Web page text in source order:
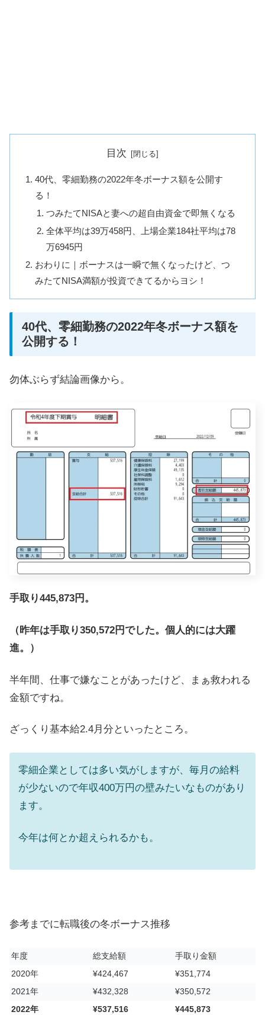
目次
40代、零細勤務の2022年冬ボーナス額を公開す
る！
つみたてNISAと妻への超自由資金で即無くなる
全体平均は39万458円、上場企業184社平均は78
万6945円
おわりに｜ボーナスは一瞬で無くなったけど、つ
みたてNISA満額が投資できてるからヨシ！
40代、零細勤務の2022年冬ボーナス額を
公開する！
勿体ぶらず結論画像から。
手取り445,873円。
（昨年は手取り350,572円でした。個人的には大躍
進。）
半年間、仕事で嫌なことがあったけど、まぁ救われる
金額ですね。
ざっくり基本給2.4月分といったところ。
零細企業としては多い気がしますが、毎月の給料
が少ないので年収400万円の壁みたいなものがあり
ます。
今年は何とか超えられるかも。
参考までに転職後の冬ボーナス推移
年度 総支給額
手取り金額
2020年
¥424,467
¥351,774
2021年
¥432,328
¥350,572
2022年
¥537,516 ¥445,873